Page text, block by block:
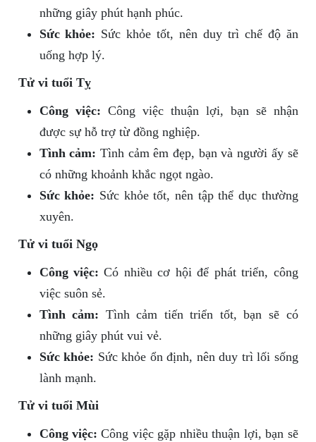
những giây phút hạnh phúc.
Sức khỏe: Sức khỏe tốt, nên duy trì chế độ ăn
uống hợp lý.
Tử vi tuổi Tỵ
Công việc: Công việc thuận lợi, bạn sẽ nhận
được sự hỗ trợ từ đồng nghiệp.
Tình cảm: Tình cảm êm đẹp, bạn và người ấy sẽ
có những khoảnh khắc ngọt ngào.
Sức khỏe: Sức khỏe tốt, nên tập thể dục thường
xuyên.
Tử vi tuổi Ngọ
Công việc: Có nhiều cơ hội để phát triển, công
việc suôn sẻ.
Tình cảm: Tình cảm tiến triển tốt, bạn sẽ có
những giây phút vui vẻ.
Sức khỏe: Sức khỏe ổn định, nên duy trì lối sống
lành mạnh.
Tử vi tuổi Mùi
Công việc: Công việc gặp nhiều thuận lợi, bạn sẽ